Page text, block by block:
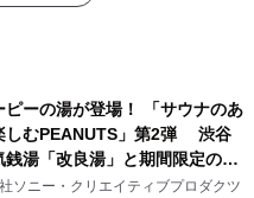
ピーの湯が登場！ 「サウナのあ
しむPEANUTS」第2弾 渋谷
銭湯「改良湯」と期間限定のコ
ーション サウナイキタイコラ
ソニー・クリエイティブプロダクツ